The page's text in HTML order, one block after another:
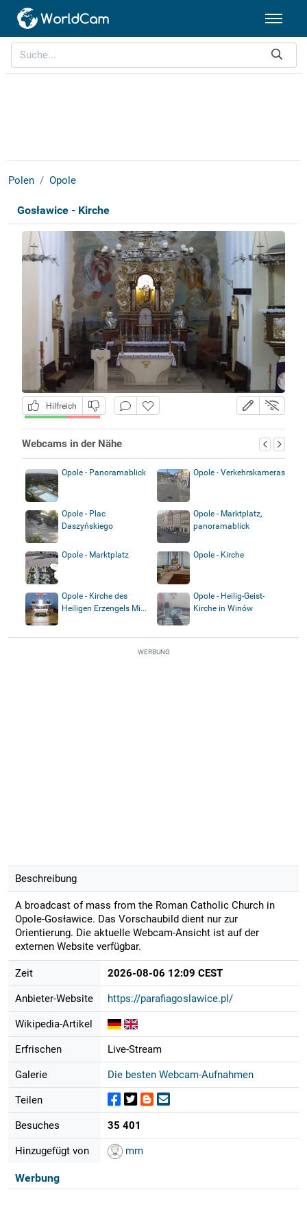
Polen Opole
Gosławice - Kirche
Hilfreich
Webcams in der Nähe
Opole - Panoramablick Opole - Verkehrskameras
Opole - Plac
Daszyńskiego
Opole - Marktplatz,
panoramablick
Opole - Marktplatz Opole - Kirche
Opole - Kirche des
Heiligen Erzengels Mi...
Opole - Heilig-Geist-
Kirche in Winów
WERBUNG
Beschreibung
A broadcast of mass from the Roman Catholic Church in
Opole-Gosławice. Das Vorschaubild dient nur zur
Orientierung. Die aktuelle Webcam-Ansicht ist auf der
externen Website verfügbar.
Zeit 2026-08-06 12:09 CEST
Anbieter-Website https://parafiagoslawice.pl/
Wikipedia-Artikel
Erfrischen Live-Stream
Galerie Die besten Webcam-Aufnahmen
Teilen
Besuches 35 401
Hinzugefügt von mm
Werbung